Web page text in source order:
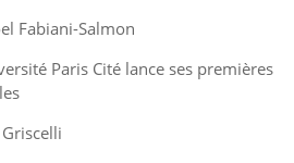
Fabiani-Salmon
Paris Cité lance ses premières